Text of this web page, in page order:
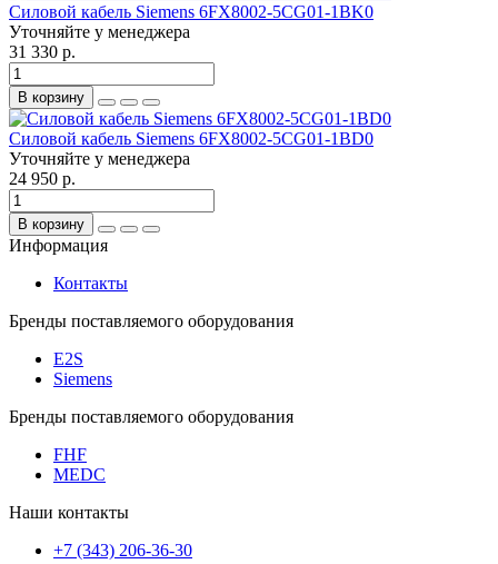
Силовой кабель Siemens 6FX8002-5CG01-1BK0
Уточняйте у менеджера
31 330 р.
В корзину
Силовой кабель Siemens 6FX8002-5CG01-1BD0
Уточняйте у менеджера
24 950 р.
В корзину
Информация
Контакты
Бренды поставляемого оборудования
E2S
Siemens
Бренды поставляемого оборудования
FHF
MEDC
Наши контакты
+7 (343) 206-36-30